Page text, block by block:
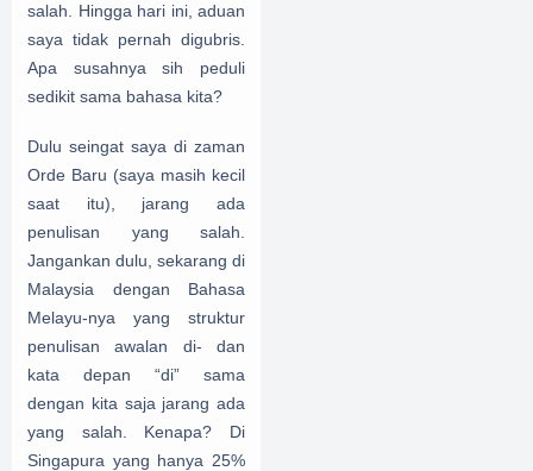
salah. Hingga hari ini, aduan
saya tidak pernah digubris.
Apa susahnya sih peduli
sedikit sama bahasa kita?
Dulu seingat saya di zaman
Orde Baru (saya masih kecil
saat itu), jarang ada
penulisan yang salah.
Jangankan dulu, sekarang di
Malaysia dengan Bahasa
Melayu-nya yang struktur
penulisan awalan di- dan
kata depan “di” sama
dengan kita saja jarang ada
yang salah. Kenapa? Di
Singapura yang hanya 25%